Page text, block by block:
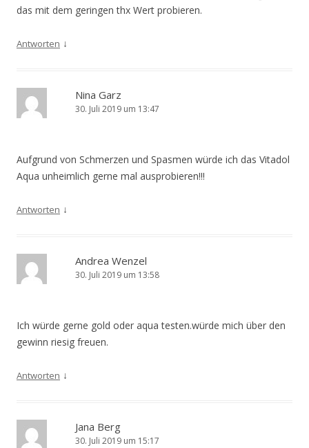
das mit dem geringen thx Wert probieren.
Antworten ↓
Nina Garz
30. Juli 2019 um 13:47
Aufgrund von Schmerzen und Spasmen würde ich das Vitadol
Aqua unheimlich gerne mal ausprobieren!!!
Antworten ↓
Andrea Wenzel
30. Juli 2019 um 13:58
Ich würde gerne gold oder aqua testen.würde mich über den
gewinn riesig freuen.
Antworten ↓
Jana Berg
30. Juli 2019 um 15:17